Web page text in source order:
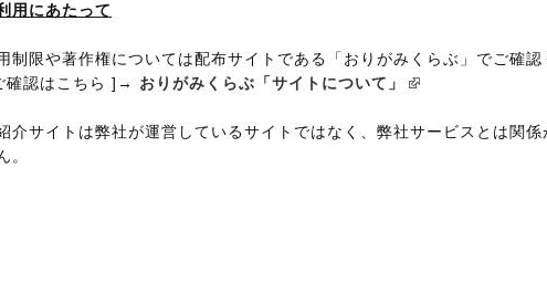
用にあたって
制限や著作権については配布サイトである「おりがみくらぶ」でご確認
確認はこちら ]→
おりがみくらぶ「サイトについて」
介サイトは弊社が運営しているサイトではなく、弊社サービスとは関係
。